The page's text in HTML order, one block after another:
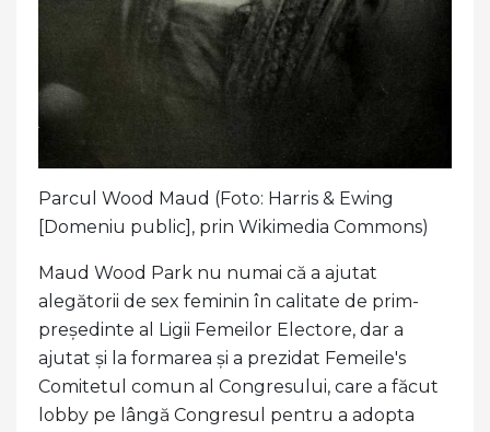
Parcul Wood Maud (Foto: Harris & Ewing
[Domeniu public], prin Wikimedia Commons)
Maud Wood Park nu numai că a ajutat
alegătorii de sex feminin în calitate de prim-
președinte al Ligii Femeilor Electore, dar a
ajutat și la formarea și a prezidat Femeile's
Comitetul comun al Congresului, care a făcut
lobby pe lângă Congresul pentru a adopta